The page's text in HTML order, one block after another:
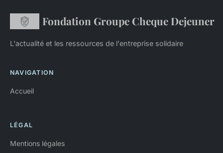
Fondation Groupe Cheque Dejeuner
L'actualité et les ressources de l'entreprise solidaire
NAVIGATION
Accueil
LÉGAL
Mentions légales